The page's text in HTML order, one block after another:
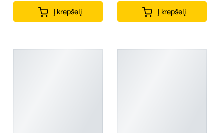
Į krepšelį Į krepšelį